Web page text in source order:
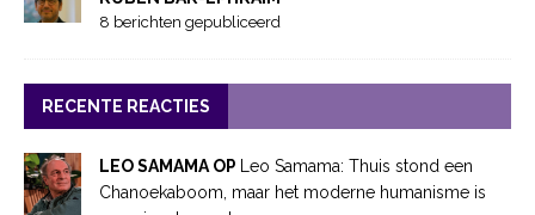
8 berichten gepubliceerd
RECENTE REACTIES
LEO SAMAMA OP
Leo Samama: Thuis stond een
Chanoekaboom, maar het moderne humanisme is